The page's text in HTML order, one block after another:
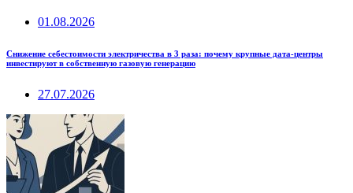
01.08.2026
Снижение себестоимости электричества в 3 раза: почему крупные дата-центры
инвестируют в собственную газовую генерацию
27.07.2026